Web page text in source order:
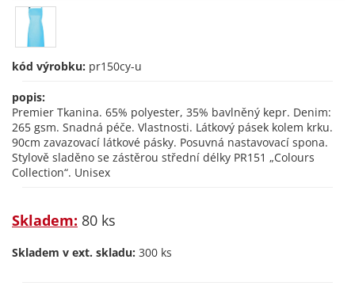
kód výrobku: pr150cy-u
popis:
Premier Tkanina. 65% polyester, 35% bavlněný kepr. Denim:
265 gsm. Snadná péče. Vlastnosti. Látkový pásek kolem krku.
90cm zavazovací látkové pásky. Posuvná nastavovací spona.
Stylově sladěno se zástěrou střední délky PR151 „Colours
Collection“. Unisex
Skladem: 80 ks
Skladem v ext. skladu: 300 ks